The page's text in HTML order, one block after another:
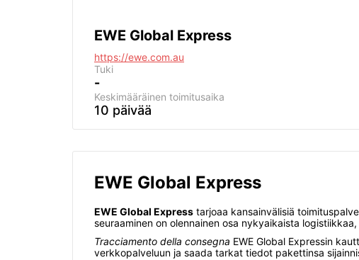
EWE Global Express
https://ewe.com.au
Tuki
-
Keskimääräinen toimitusaika
10 päivää
EWE Global Express
EWE Global Express tarjoaa kansainvälisiä
seuraaminen on olennainen osa nykyaikaista
Tracciamento della consegna EWE Global Expressin
verkkopalveluun ja saada tarkat tiedot pakettinsa